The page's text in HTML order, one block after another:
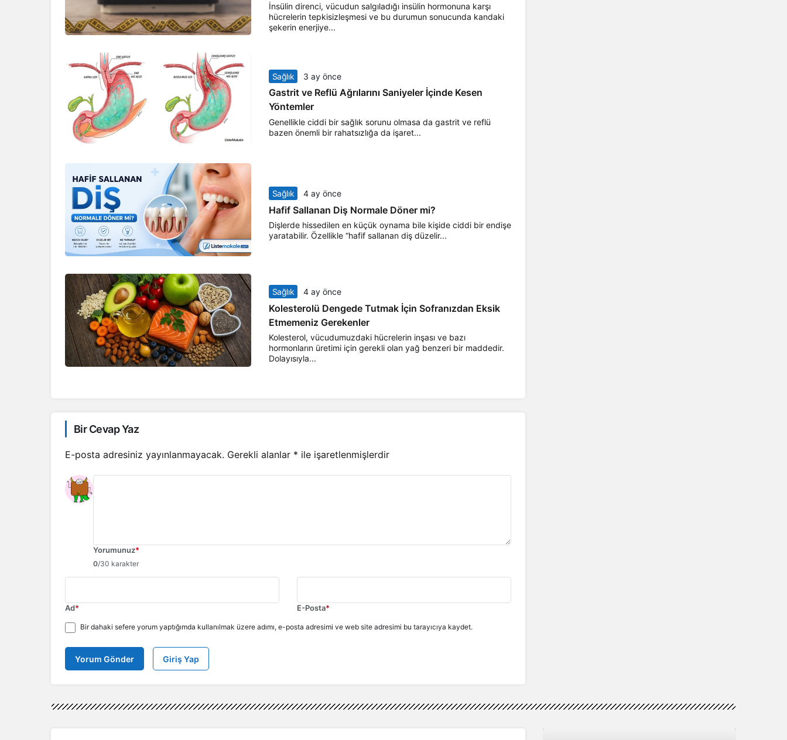
İnsülin direnci, vücudun salgıladığı insülin hormonuna karşı
hücrelerin tepkisizleşmesi ve bu durumun sonucunda kandaki
şekerin enerjiye...
Sağlık 3 ay önce
Gastrit ve Reflü Ağrılarını Saniyeler İçinde Kesen
Yöntemler
Genellikle ciddi bir sağlık sorunu olmasa da gastrit ve reflü
bazen önemli bir rahatsızlığa da işaret...
Sağlık 4 ay önce
Hafif Sallanan Diş Normale Döner mi?
Dişlerde hissedilen en küçük oynama bile kişide ciddi bir endişe
yaratabilir. Özellikle “hafif sallanan diş düzelir...
Sağlık 4 ay önce
Kolesterolü Dengede Tutmak İçin Sofranızdan Eksik
Etmemeniz Gerekenler
Kolesterol, vücudumuzdaki hücrelerin inşası ve bazı
hormonların üretimi için gerekli olan yağ benzeri bir maddedir.
Dolayısıyla...
Bir Cevap Yaz
E-posta adresiniz yayınlanmayacak. Gerekli alanlar * ile işaretlenmişlerdir
Yorumunuz*
0/30 karakter
Ad* E-Posta*
Bir dahaki sefere yorum yaptığımda kullanılmak üzere adımı, e-posta adresimi ve web site adresimi bu tarayıcıya kaydet.
Yorum Gönder Giriş Yap